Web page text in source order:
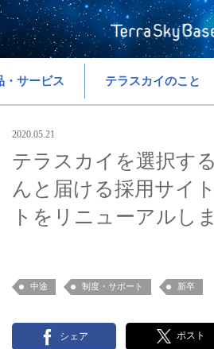
・サービス テラスカイのこと
2020.05.21
テラスカイを選択す
んと届ける採用サイ
トをリニューアルし
中途 制度・サポート 新卒
シェア ポスト